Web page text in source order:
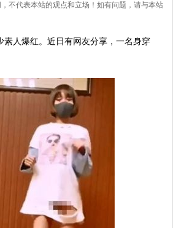
不代表本站的观点和立场！如有问题，请与本站
素人爆红。近日有网友分享，一名身穿